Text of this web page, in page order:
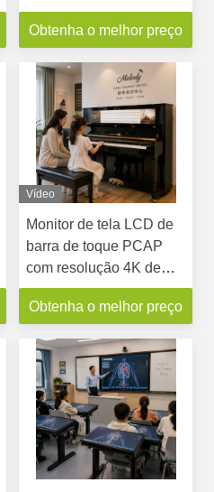
exterior montado auto-
serviço quiosques de
Obtenha o melhor preço
Vídeo
Monitor de tela LCD de
barra de toque PCAP
com resolução 4K de
43,9 polegadas para
piano
Obtenha o melhor preço